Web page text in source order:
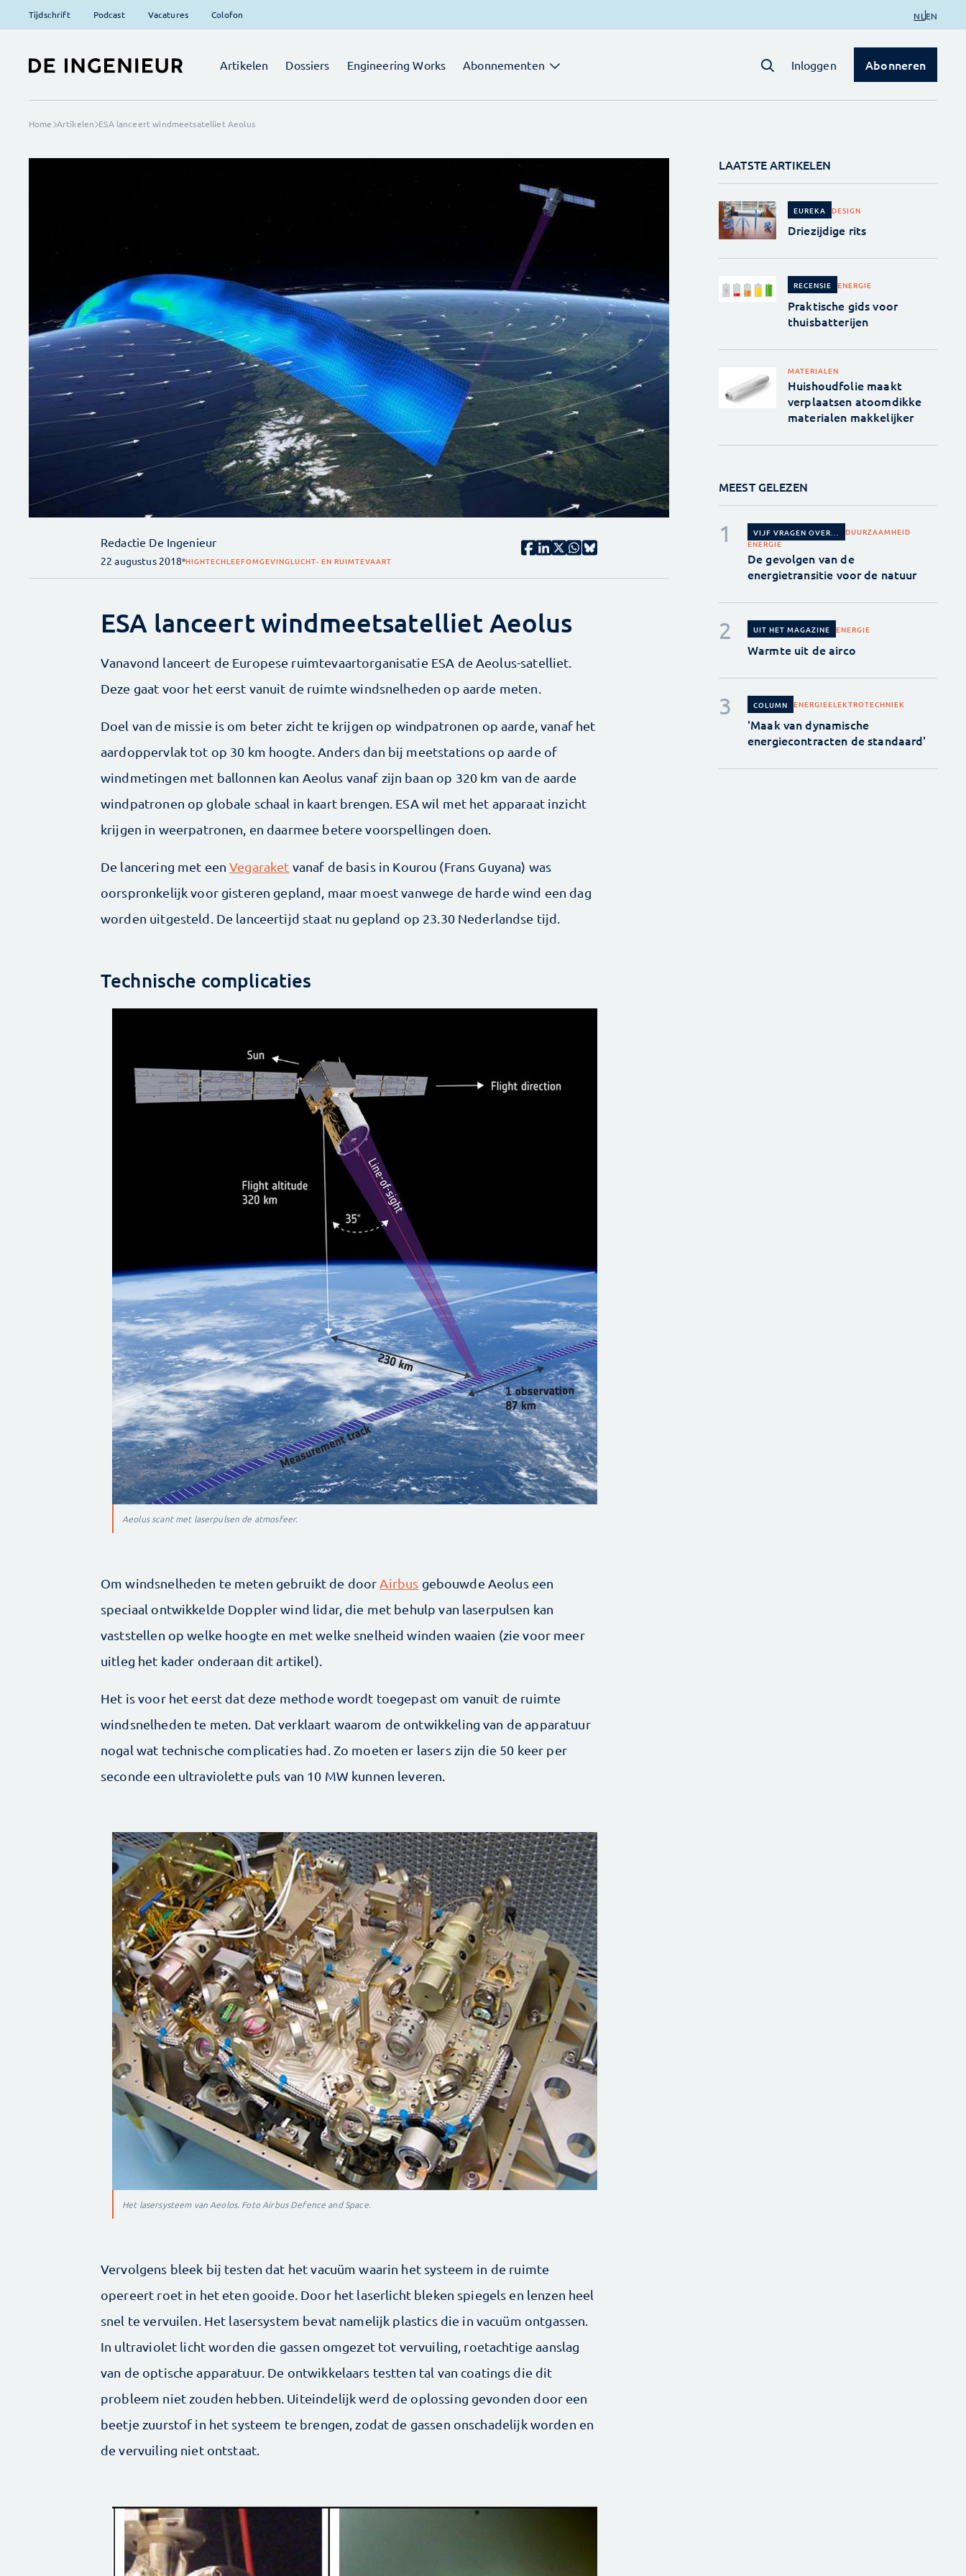
Tijdschrift Podcast Vacatures Colofon NL EN
Artikelen Dossiers Engineering Works Abonnementen Inloggen Abonneren
Home Artikelen ESA lanceert windmeetsatelliet Aeolus
Redactie De Ingenieur
22 augustus 2018 HIGHTECHLEEFOMGEVINGLUCHT- EN RUIMTEVAART
ESA lanceert windmeetsatelliet Aeolus
Vanavond lanceert de Europese ruimtevaartorganisatie ESA de Aeolus-satelliet.
Deze gaat voor het eerst vanuit de ruimte windsnelheden op aarde meten.
Doel van de missie is om beter zicht te krijgen op windpatronen op aarde, vanaf het
aardoppervlak tot op 30 km hoogte. Anders dan bij meetstations op aarde of
windmetingen met ballonnen kan Aeolus vanaf zijn baan op 320 km van de aarde
windpatronen op globale schaal in kaart brengen. ESA wil met het apparaat inzicht
krijgen in weerpatronen, en daarmee betere voorspellingen doen.
De lancering met eenVegaraket vanaf de basis in Kourou (Frans Guyana) was
oorspronkelijk voor gisteren gepland, maar moest vanwege de harde wind een dag
worden uitgesteld. De lanceertijd staat nu gepland op 23.30 Nederlandse tijd.
Technische complicaties
Aeolus scant met laserpulsen de atmosfeer.
Om windsnelheden te meten gebruikt de doorAirbus gebouwde Aeolus een
speciaal ontwikkelde Doppler wind lidar, die met behulp van laserpulsen kan
vaststellen op welke hoogte en met welke snelheid winden waaien (zie voor meer
uitleg het kader onderaan dit artikel).
Het is voor het eerst dat deze methode wordt toegepast om vanuit de ruimte
windsnelheden te meten. Dat verklaart waarom de ontwikkeling van de apparatuur
nogal wat technische complicaties had. Zo moeten er lasers zijn die 50 keer per
seconde een ultraviolette puls van 10 MW kunnen leveren.
Het lasersysteem van Aeolos. Foto Airbus Defence and Space.
Vervolgens bleek bij testen dat het vacuüm waarin het systeem in de ruimte
opereert roet in het eten gooide. Door het laserlicht bleken spiegels en lenzen heel
snel te vervuilen. Het lasersystem bevat namelijk plastics die in vacuüm ontgassen.
In ultraviolet licht worden die gassen omgezet tot vervuiling, roetachtige aanslag
van de optische apparatuur. De ontwikkelaars testten tal van coatings die dit
probleem niet zouden hebben. Uiteindelijk werd de oplossing gevonden door een
beetje zuurstof in het systeem te brengen, zodat de gassen onschadelijk worden en
de vervuiling niet ontstaat.
LAATSTE ARTIKELEN
EUREKA DESIGN
Driezijdige rits
RECENSIE ENERGIE
Praktische gids voor
thuisbatterijen
MATERIALEN
Huishoudfolie maakt
verplaatsen atoomdikke
materialen makkelijker
MEEST GELEZEN
VIJF VRAGEN OVER...
DUURZAAMHEID
ENERGIE
De gevolgen van de
energietransitie voor de natuur
UIT HET MAGAZINE ENERGIE
Warmte uit de airco
COLUMN ENERGIEELEKTROTECHNIEK
'Maak van dynamische
energiecontracten de standaard'